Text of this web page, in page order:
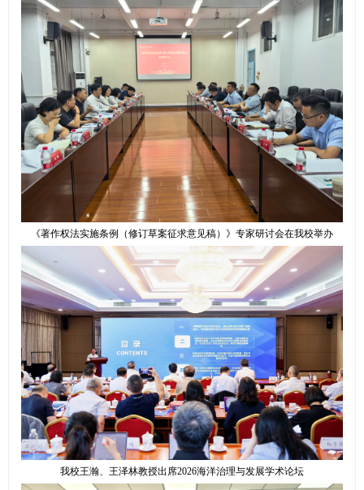
《著作权法实施条例（修订草案征求意见稿）》专家研讨会在我校举办
我校王瀚、王泽林教授出席2026海洋治理与发展学术论坛